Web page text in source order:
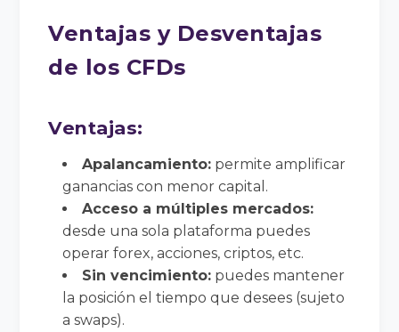
Ventajas y Desventajas
de los CFDs
Ventajas:
Apalancamiento: permite amplificar
ganancias con menor capital.
Acceso a múltiples mercados:
desde una sola plataforma puedes
operar forex, acciones, criptos, etc.
Sin vencimiento: puedes mantener
la posición el tiempo que desees (sujeto
a swaps).